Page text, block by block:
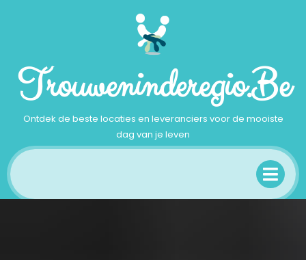
Trouweninderegio.be
Ontdek de beste locaties en leveranciers voor de mooiste
dag van je leven